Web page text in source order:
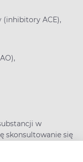
ACE),
w
skonsultowanie się